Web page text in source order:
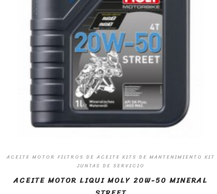
ACEITE MOTOR FILTROS DE ACEITE KITS DE MANTENIMIENTO KIT
JUNTAS DE SERVICIO
ACEITE MOTOR LIQUI MOLY 20W-50 MINERAL